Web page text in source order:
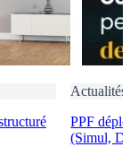
Actualités
PPF
(Simul,